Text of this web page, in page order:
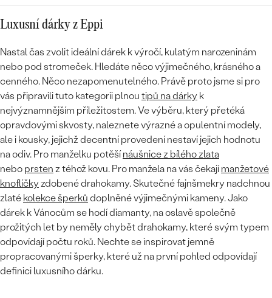
Luxusní dárky z Eppi
Nastal čas zvolit ideální dárek k výročí, kulatým narozeninám
nebo pod stromeček. Hledáte něco výjimečného, krásného a
cenného. Něco nezapomenutelného. Právě proto jsme si pro
vás připravili tuto kategorii plnou tipů na dárky k
nejvýznamnějším příležitostem. Ve výběru, který přetéká
opravdovými skvosty, naleznete výrazné a opulentní modely,
ale i kousky, jejichž decentní provedení nestaví jejich hodnotu
na odiv. Pro manželku potěší náušnice z bílého zlata
nebo prsten z téhož kovu. Pro manžela na vás čekají manžetové
knoflíčkyzdobené drahokamy. Skutečné fajnšmekry nadchnou
zlaté kolekce šperků doplněné výjimečnými kameny. Jako
dárek k Vánocům se hodí diamanty, na oslavě společně
prožitých let by neměly chybět drahokamy, které svým typem
odpovídají počtu roků. Nechte se inspirovat jemně
propracovanými šperky, které už na první pohled odpovídají
definici luxusního dárku.